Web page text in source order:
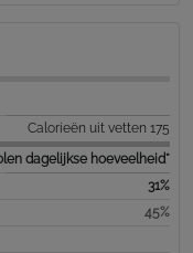
Calorieën uit vetten 175
dagelijkse hoeveelheid*
31%
45%